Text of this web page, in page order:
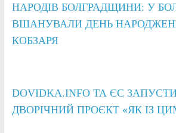
НАРОДІВ БОЛГРАДЩИНИ: У
ВШАНУВАЛИ ДЕНЬ
КОБЗАРЯ
DOVIDKA.INFO ТА ЄС
ДВОРІЧНИЙ ПРОЄКТ «ЯК ІЗ